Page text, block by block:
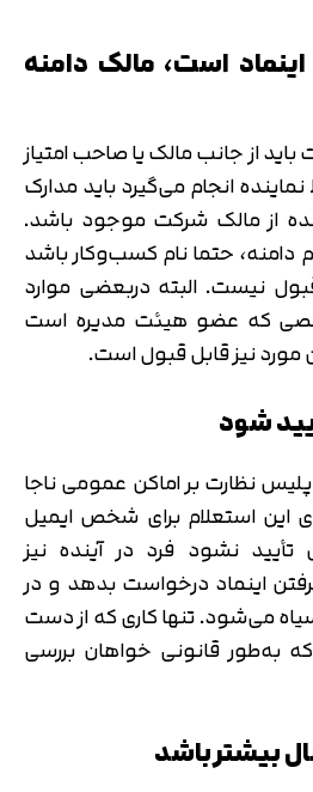
است، مالک دامنه
باید از جانب مالک یا صاحب‌ امتیاز
انجام می‌گیرد باید مدارک
از مالک شرکت موجود باشد.
دامنه، حتما نام کسب‌و‌کار باشد
نیست. البته دربعضی موارد
که عضو هیئت مدیره است
نیز قابل‌ قبول است.
شود
نظارت‌ بر‌ اماکن‌ عمومی‌ ناجا
این استعلام برای شخص ایمیل
نشود فرد در آینده نیز
اینماد درخواست بدهد و در
می‌شود. تنها کاری که از دست
به‌طور قانونی خواهان بررسی